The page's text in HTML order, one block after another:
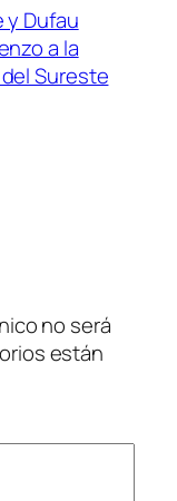
y Dufau
a la
Sureste
no será
están